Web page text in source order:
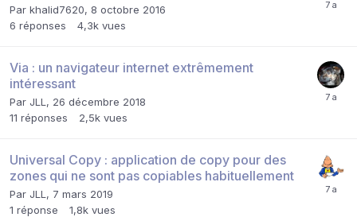
Par khalid7620, 8 octobre 2016
6 réponses 4,3k vues
Via : un navigateur internet extrêmement
intéressant
Par JLL , 26 décembre 2018
11 réponses 2,5k vues
Universal Copy : application de copy pour des
zones qui ne sont pas copiables habituellement
Par JLL , 7 mars 2019
1 réponse 1,8k vues